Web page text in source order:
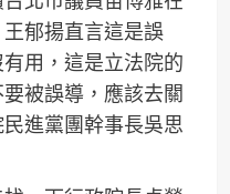
郁揚直言這是誤
用，這是立法院的
被誤導，應該去關
進黨團幹事長吳思